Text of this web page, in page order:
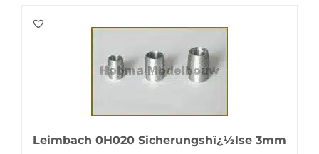
Leimbach 0H020 Sicherungshï¿½lse 3mm